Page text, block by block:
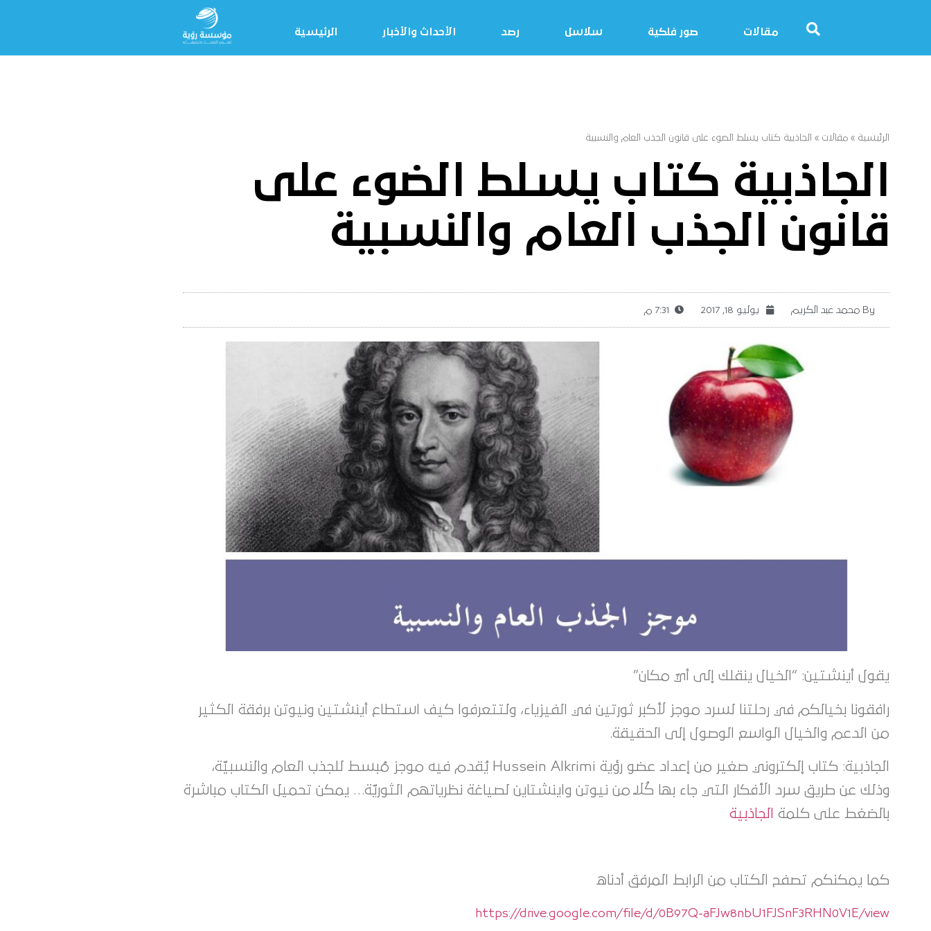
مقالات صور فلكية سلاسل رصد الأحداث والأخبار الرئيسية
الرئيسية » مقالات » الجاذبية كتاب يسلط الضوء على قانون الجذب العام والنسبية
الجاذبية كتاب يسلط الضوء على
قانون الجذب العام والنسبية
By محمد عبد الكريم يوليو 18, 2017 7:31 م
يقول أينشتين: “الخيال ينقلك إلى أيّ مكان”
رافقونا بخيالكم في رحلتنا لسرد موجز لأكبر ثورتين في الفيزياء، ولتتعرفوا كيف استطاع أينشتين ونيوتن برفقة الكثير
من الدعم والخيال الواسع الوصول إلى الحقيقة.
الجاذبية: كتاب إلكتروني صغير من إعداد عضو رؤية Hussein Alkrimi يُقدم فيه موجز مُبسط للجذب العام والنسبيّة،
وذلك عن طريق سرد الأفكار التي جاء بها كُلاً من نيوتن واينشتاين لصياغة نظرياتهم الثوريّة… يمكن تحميل الكتاب مباشرة
بالضغط على كلمة
الجاذبية
كما يمكنكم تصفح الكتاب من الرابط المرفق أدناه
https://drive.google.com/file/d/0B97Q-aFJw8nbU1FJSnF3RHN0V1E/view